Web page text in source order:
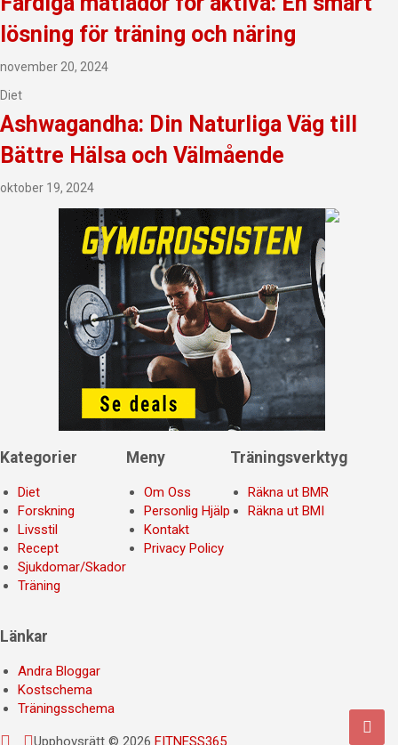
lösning för träning och näring
november 20, 2024
Diet
Ashwagandha: Din Naturliga Väg till
Bättre Hälsa och Välmående
oktober 19, 2024
Kategorier
Diet
Forskning
Livsstil
Recept
Sjukdomar/Skador
Träning
Meny
Om Oss
Personlig Hjälp
Kontakt
Privacy Policy
Träningsverktyg
Räkna ut BMR
Räkna ut BMI
Länkar
Andra Bloggar
Kostschema
Träningsschema
Upphovsrätt © 2026 FITNESS365